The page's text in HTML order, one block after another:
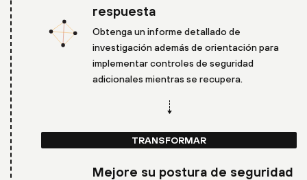
respuesta
Obtenga un informe detallado de
investigación además de orientación para
implementar controles de seguridad
adicionales mientras se recupera.
TRANSFORMAR
Mejore su postura de seguridad